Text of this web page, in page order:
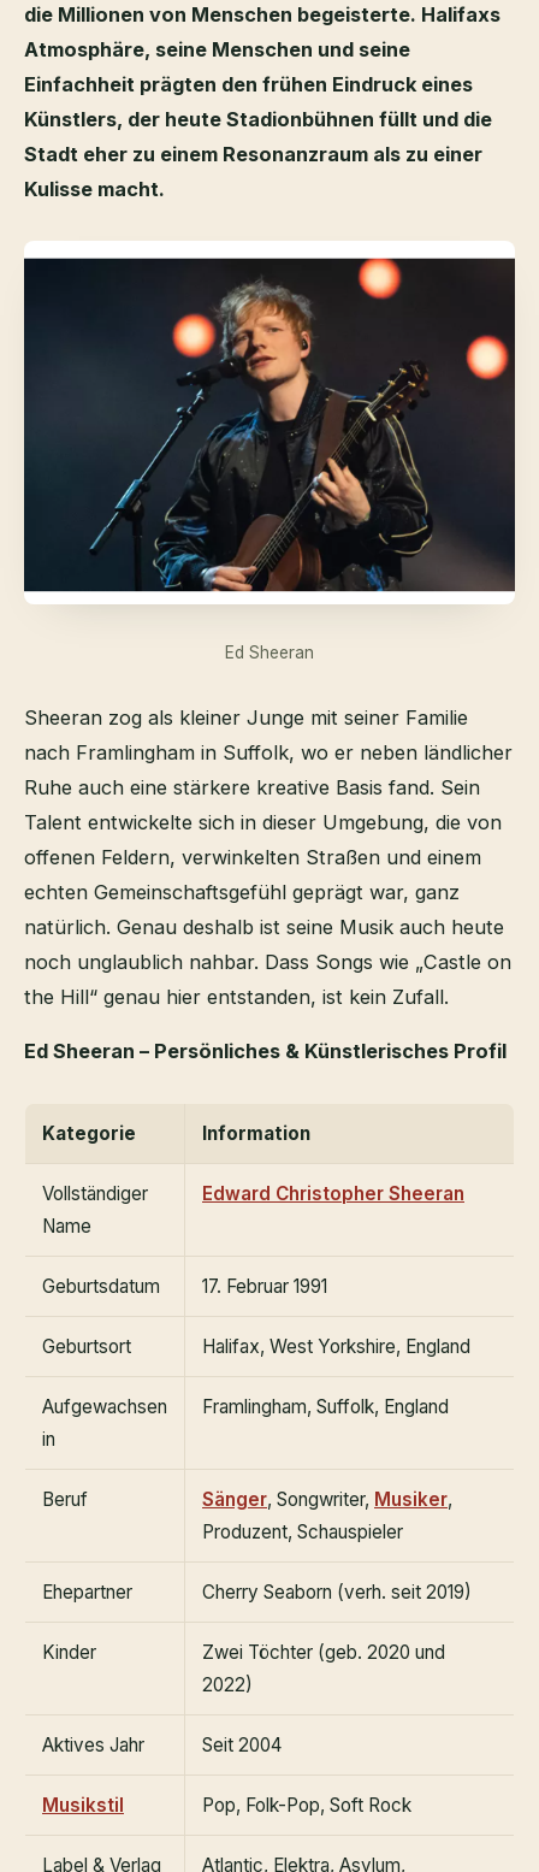
die Millionen von Menschen begeisterte. Halifaxs
Atmosphäre, seine Menschen und seine
Einfachheit prägten den frühen Eindruck eines
Künstlers, der heute Stadionbühnen füllt und die
Stadt eher zu einem Resonanzraum als zu einer
Kulisse macht.
Ed Sheeran
Sheeran zog als kleiner Junge mit seiner Familie
nach Framlingham in Suffolk, wo er neben ländlicher
Ruhe auch eine stärkere kreative Basis fand. Sein
Talent entwickelte sich in dieser Umgebung, die von
offenen Feldern, verwinkelten Straßen und einem
echten Gemeinschaftsgefühl geprägt war, ganz
natürlich. Genau deshalb ist seine Musik auch heute
noch unglaublich nahbar. Dass Songs wie „Castle on
the Hill“ genau hier entstanden, ist kein Zufall.
Ed Sheeran – Persönliches & Künstlerisches Profil
Kategorie Information
Vollständiger
Name
Edward Christopher Sheeran
Geburtsdatum 17. Februar 1991
Geburtsort Halifax, West Yorkshire, England
Aufgewachsen
in
Framlingham, Suffolk, England
Beruf Sänger, Songwriter, Musiker,
Produzent, Schauspieler
Ehepartner Cherry Seaborn (verh. seit 2019)
Kinder
Zwei Töchter (geb. 2020 und
2022)
Aktives Jahr Seit 2004
Musikstil Pop, Folk-Pop, Soft Rock
Label & Verlag Atlantic, Elektra, Asylum,